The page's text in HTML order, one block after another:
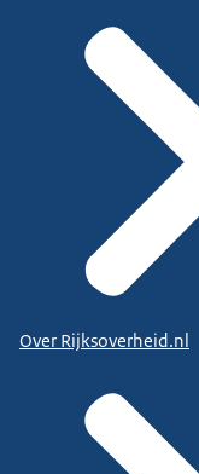
Over Rijksoverheid.nl